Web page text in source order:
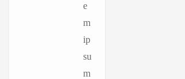
e
m
ip
su
m